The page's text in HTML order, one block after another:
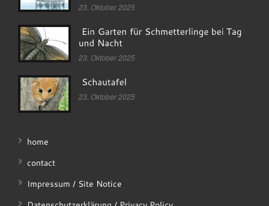
23. Oktober 2025
23. Oktober 2025
23. Oktober 2025
home
contact
Impressum / Site Notice